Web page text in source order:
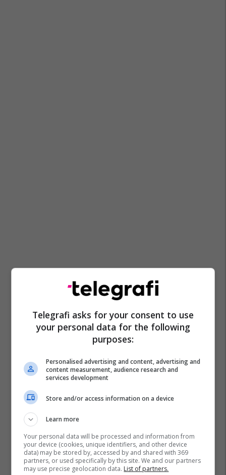
Telegrafi asks for your consent to use
your personal data for the following
purposes:
Personalised advertising and content, advertising and
content measurement, audience research and
services development
Store and/or access information on a device
Learn more
Your personal data will be processed and information from
your device (cookies, unique identifiers, and other device
data) may be stored by, accessed by and shared with 369
partners, or used specifically by this site. We and our partners
may use precise geolocation data. List of partners.